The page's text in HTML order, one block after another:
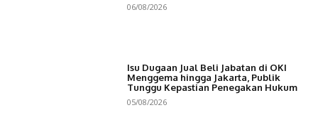
06/08/2026
Isu Dugaan Jual Beli Jabatan di OKI
Menggema hingga Jakarta, Publik
Tunggu Kepastian Penegakan Hukum
05/08/2026